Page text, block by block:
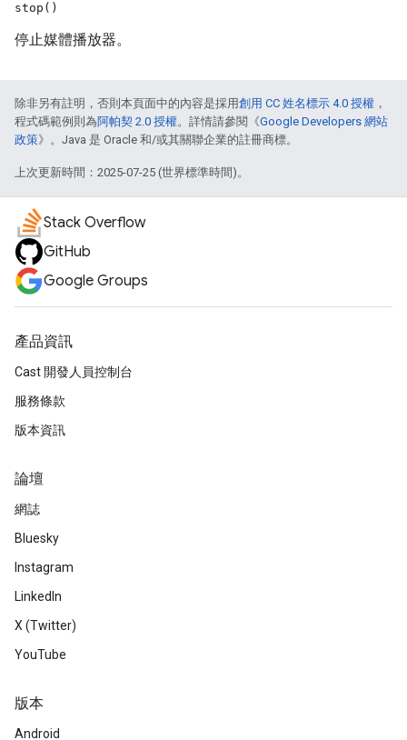
stop()
停止媒體播放器。
除非另有註明，否則本頁面中的內容是採用創用 CC 姓名標示 4.0 授權 ，
程式碼範例則為阿帕契 2.0 授權。詳情請參閱《Google Developers 網站
政策》。Java 是 Oracle 和/或其關聯企業的註冊商標。
上次更新時間：2025-07-25 (世界標準時間)。
Stack Overflow
GitHub
Google Groups
產品資訊
Cast 開發人員控制台
服務條款
版本資訊
論壇
網誌
Bluesky
Instagram
LinkedIn
X (Twitter)
YouTube
版本
Android